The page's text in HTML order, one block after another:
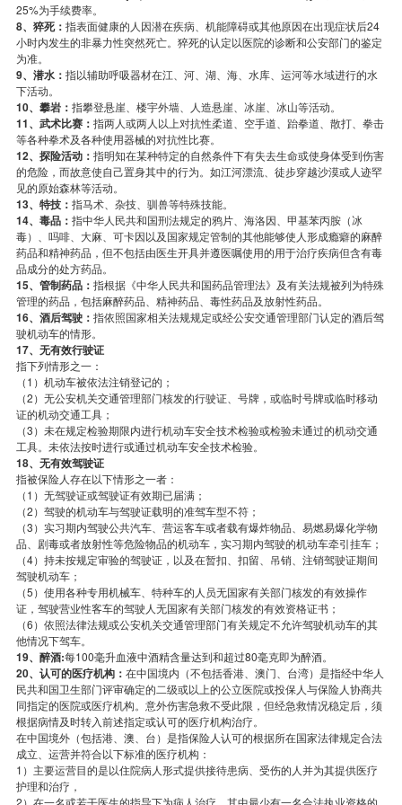
25%为手续费率。
8、猝死： 指表面健康的人因潜在疾病、机能障碍或其他原因在出现症状后24
小时内发生的非暴力性突然死亡。猝死的认定以医院的诊断和公安部门的鉴定
为准。
9、潜水： 指以辅助呼吸器材在江、河、湖、海、水库、运河等水域进行的水
下活动。
10、攀岩： 指攀登悬崖、楼宇外墙、人造悬崖、冰崖、冰山等活动。
11、武术比赛： 指两人或两人以上对抗性柔道、空手道、跆拳道、散打、拳击
等各种拳术及各种使用器械的对抗性比赛。
12、探险活动： 指明知在某种特定的自然条件下有失去生命或使身体受到伤害
的危险，而故意使自己置身其中的行为。如江河漂流、徒步穿越沙漠或人迹罕
见的原始森林等活动。
13、特技： 指马术、杂技、驯兽等特殊技能。
14、毒品： 指中华人民共和国刑法规定的鸦片、海洛因、甲基苯丙胺（冰
毒）、吗啡、大麻、可卡因以及国家规定管制的其他能够使人形成瘾癖的麻醉
药品和精神药品，但不包括由医生开具并遵医嘱使用的用于治疗疾病但含有毒
品成分的处方药品。
15、管制药品： 指根据《中华人民共和国药品管理法》及有关法规被列为特殊
管理的药品，包括麻醉药品、精神药品、毒性药品及放射性药品。
16、酒后驾驶： 指依照国家相关法规规定或经公安交通管理部门认定的酒后驾
驶机动车的情形。
17、无有效行驶证
指下列情形之一：
（1）机动车被依法注销登记的；
（2）无公安机关交通管理部门核发的行驶证、号牌，或临时号牌或临时移动
证的机动交通工具；
（3）未在规定检验期限内进行机动车安全技术检验或检验未通过的机动交通
工具。未依法按时进行或通过机动车安全技术检验。
18、无有效驾驶证
指被保险人存在以下情形之一者：
（1）无驾驶证或驾驶证有效期已届满；
（2）驾驶的机动车与驾驶证载明的准驾车型不符；
（3）实习期内驾驶公共汽车、营运客车或者载有爆炸物品、易燃易爆化学物
品、剧毒或者放射性等危险物品的机动车，实习期内驾驶的机动车牵引挂车；
（4）持未按规定审验的驾驶证，以及在暂扣、扣留、吊销、注销驾驶证期间
驾驶机动车；
（5）使用各种专用机械车、特种车的人员无国家有关部门核发的有效操作
证，驾驶营业性客车的驾驶人无国家有关部门核发的有效资格证书；
（6）依照法律法规或公安机关交通管理部门有关规定不允许驾驶机动车的其
他情况下驾车。
19、醉酒:每100毫升血液中酒精含量达到和超过80毫克即为醉酒。
20、认可的医疗机构： 在中国境内（不包括香港、澳门、台湾）是指经中华人
民共和国卫生部门评审确定的二级或以上的公立医院或投保人与保险人协商共
同指定的医院或医疗机构。意外伤害急救不受此限，但经急救情况稳定后，须
根据病情及时转入前述指定或认可的医疗机构治疗。
在中国境外（包括港、澳、台）是指保险人认可的根据所在国家法律规定合法
成立、运营并符合以下标准的医疗机构：
1）主要运营目的是以住院病人形式提供接待患病、受伤的人并为其提供医疗
护理和治疗，
2）在一名或若干医生的指导下为病人治疗，其中最少有一名合法执业资格的